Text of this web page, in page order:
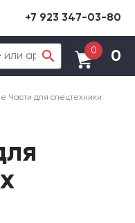
+7 923 347-03-80
0 0
Части для спецтехники